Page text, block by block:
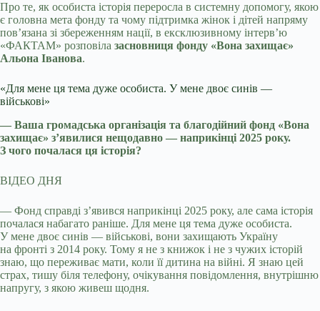
Про те, як особиста історія переросла в системну допомогу, якою
є головна мета фонду та чому підтримка жінок і дітей напряму
пов’язана зі збереженням нації, в ексклюзивному інтерв’ю
«ФАКТАМ» розповіла засновниця фонду «Вона захищає»
Альона Іванова.
«Для мене ця тема дуже особиста. У мене двоє синів —
військові»
— Ваша громадська організація та благодійний фонд «Вона
захищає» з’явилися нещодавно — наприкінці 2025 року.
З чого почалася ця історія?
ВІДЕО ДНЯ
— Фонд справді з’явився наприкінці 2025 року, але сама історія
почалася набагато раніше. Для мене ця тема дуже особиста.
У мене двоє синів — військові, вони захищають Україну
на фронті з 2014 року. Тому я не з книжок і не з чужих історій
знаю, що переживає мати, коли її дитина на війні. Я знаю цей
страх, тишу біля телефону, очікування повідомлення, внутрішню
напругу, з якою живеш щодня.